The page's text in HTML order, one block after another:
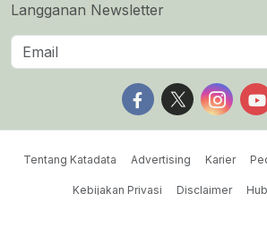
Langganan Newsletter
Follow us on
Follow us
Tentang Katadata Advertising Karier
Kebijakan Privasi Disclaimer